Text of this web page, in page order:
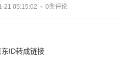
21 05:15:02 0条评论
ID转成链接